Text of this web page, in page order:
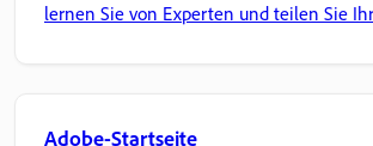
lernen Sie von Experten und teilen Sie
Adobe-Startseite